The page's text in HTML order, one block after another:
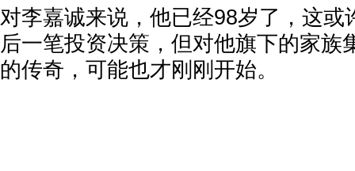
对李嘉诚来说，他已经98岁了，这或
后一笔投资决策，但对他旗下的家族
的传奇，可能也才刚刚开始。